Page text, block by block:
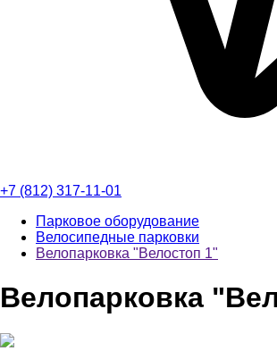
+7 (812) 317-11-01
Парковое оборудование
Велосипедные парковки
Велопарковка "Велостоп 1"
Велопарковка